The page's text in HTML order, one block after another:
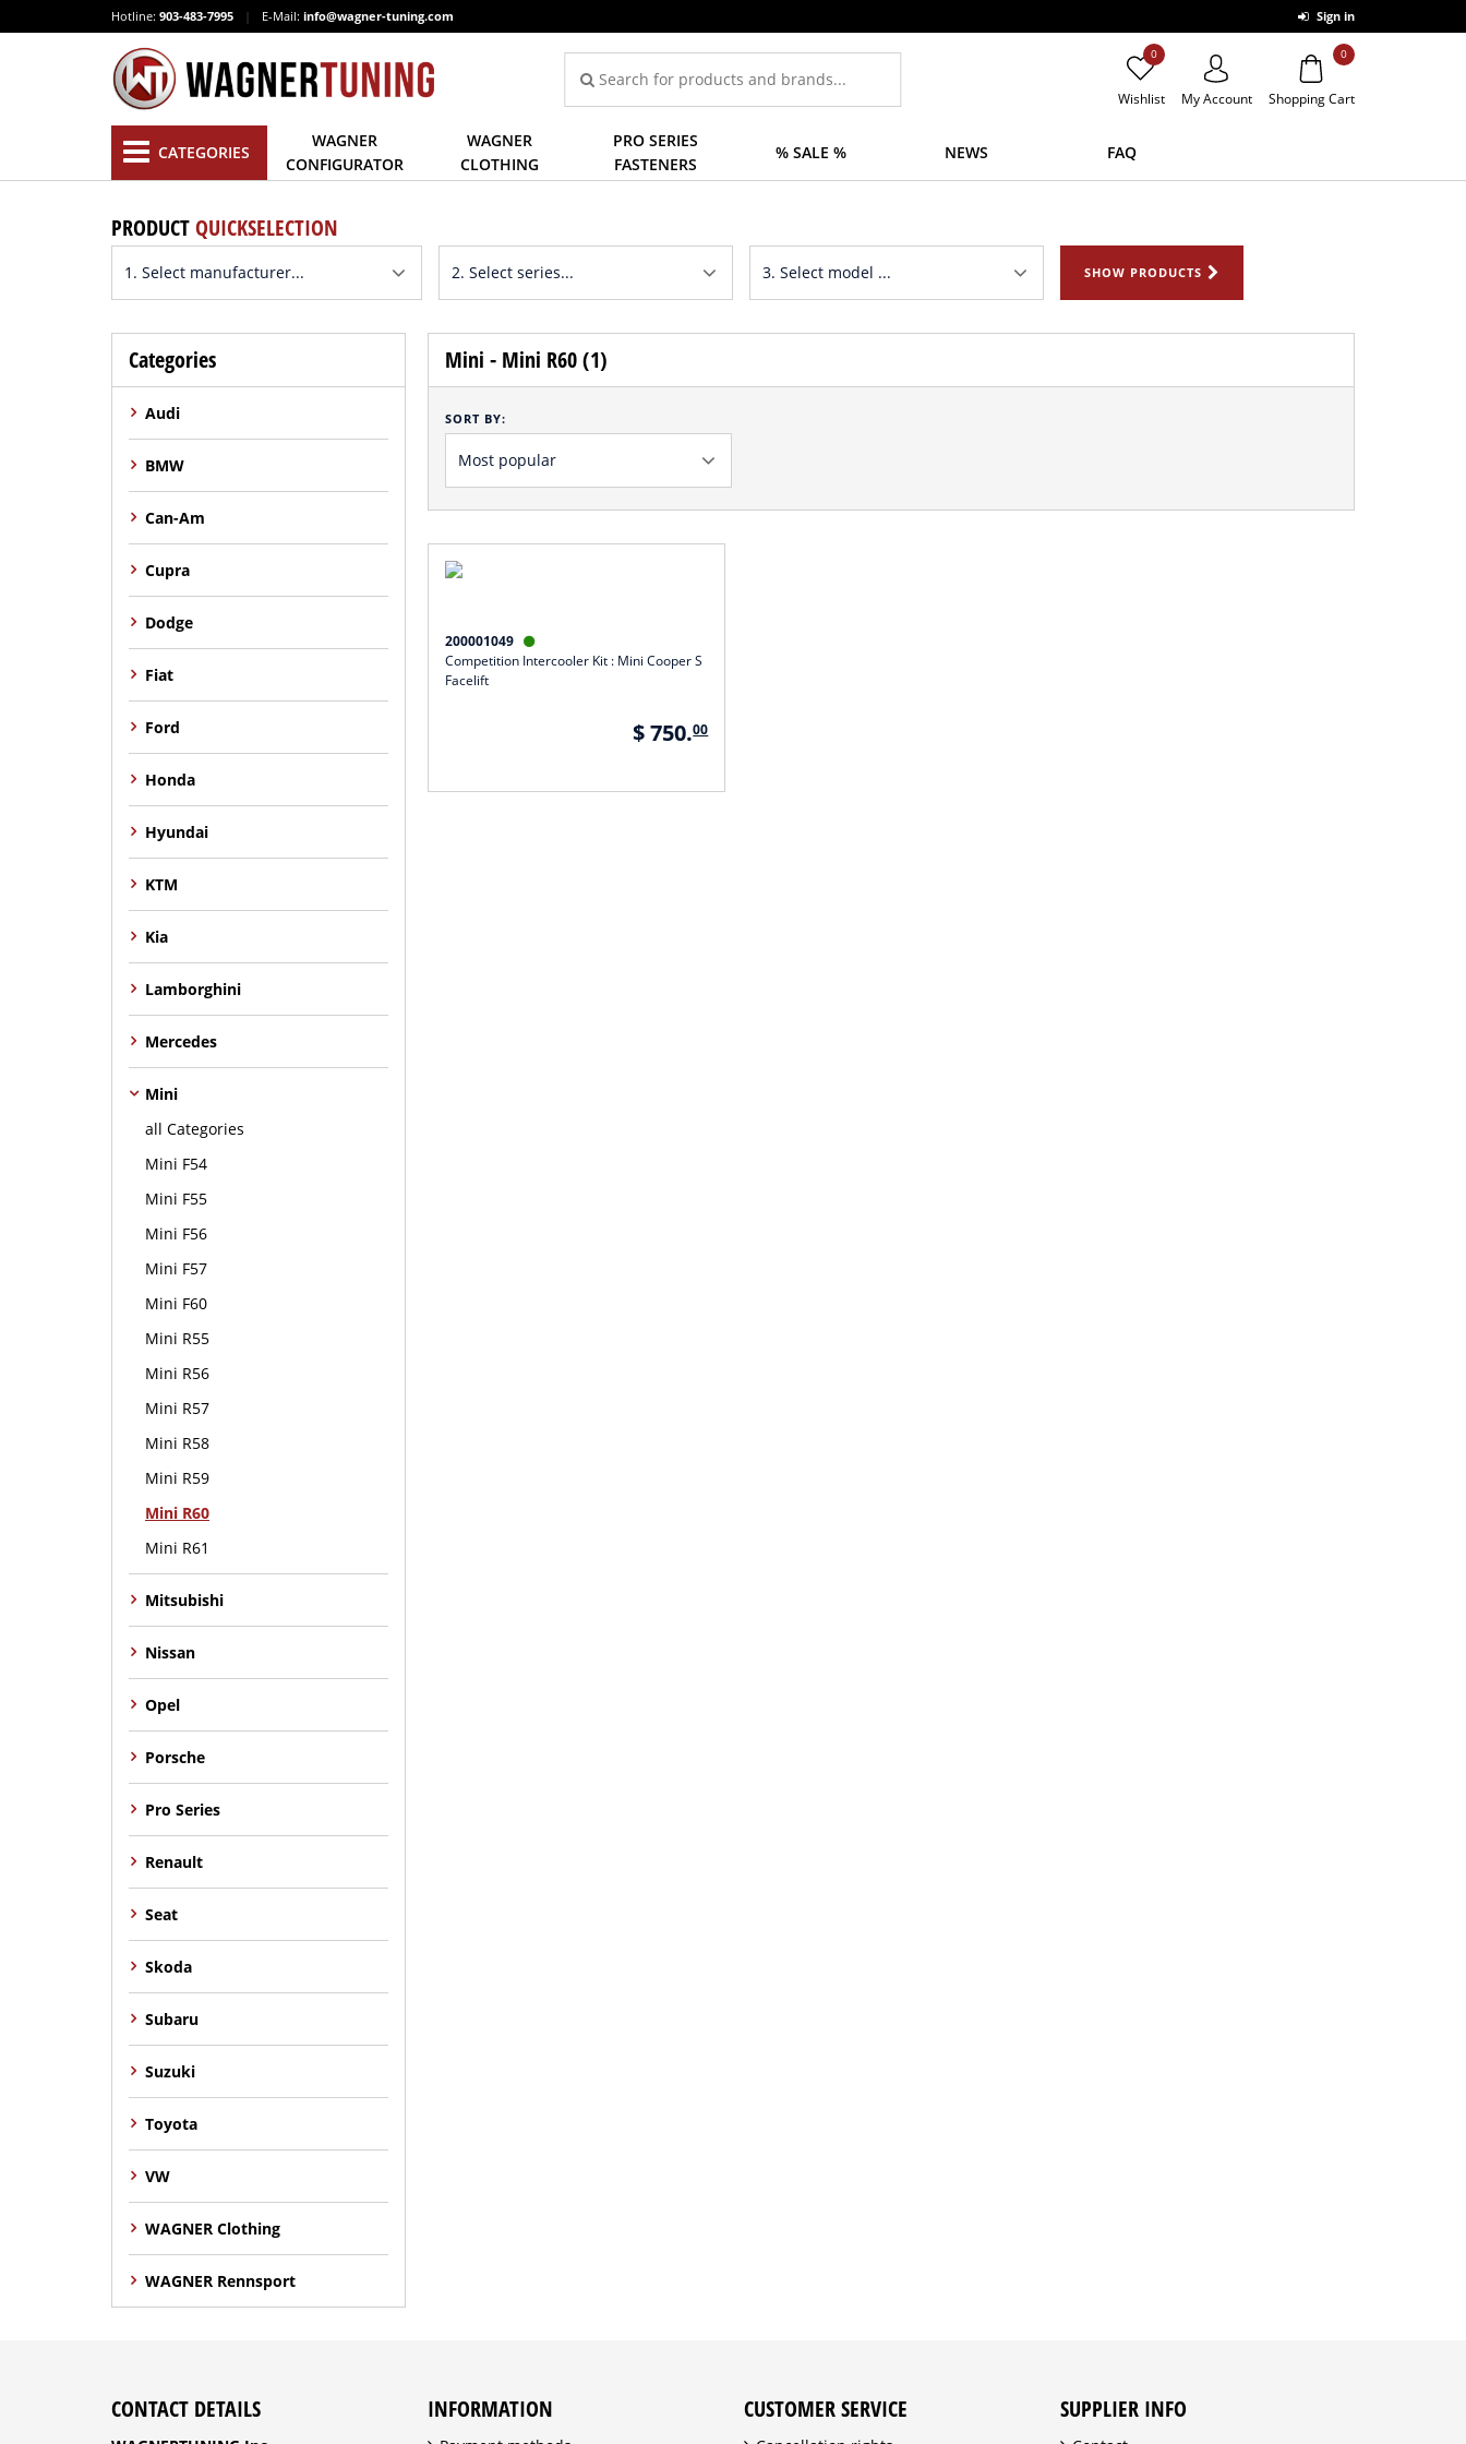
Hotline: 903-483-7995 | E-Mail: info@wagner-tuning.com Sign in
Wishlist
0
My Account Shopping Cart
0
CATEGORIES
WAGNER
CONFIGURATOR
WAGNER
CLOTHING
PRO SERIES
FASTENERS
% SALE % NEWS FAQ
PRODUCTQUICKSELECTION
SHOW PRODUCTS
Categories
Audi
BMW
Can-Am
Cupra
Dodge
Fiat
Ford
Honda
Hyundai
KTM
Kia
Lamborghini
Mercedes
Mini
all Categories
Mini F54
Mini F55
Mini F56
Mini F57
Mini F60
Mini R55
Mini R56
Mini R57
Mini R58
Mini R59
Mini R60
Mini R61
Mitsubishi
Nissan
Opel
Porsche
Pro Series
Renault
Seat
Skoda
Subaru
Suzuki
Toyota
VW
WAGNER Clothing
WAGNER Rennsport
Mini - Mini R60 (1)
SORT BY:
200001049 
Competition Intercooler Kit : Mini Cooper S
Facelift
$ 750.00
CONTACT DETAILS INFORMATION CUSTOMER SERVICE SUPPLIER INFO